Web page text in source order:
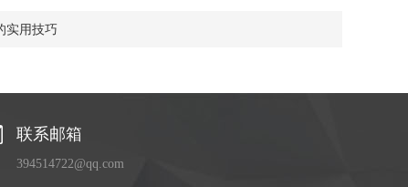
实用技巧
联系邮箱
394514722@qq.com